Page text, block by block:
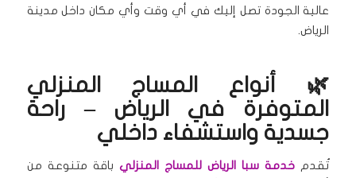
عالية الجودة تصل إليك في أي وقت وأي مكان داخل مدينة
الرياض.
🌿 أنواع المساج المنزلي
المتوفرة في الرياض – راحة
جسدية واستشفاء داخلي
تُقدم خدمة سبا الرياض للمساج المنزلي باقة متنوعة من